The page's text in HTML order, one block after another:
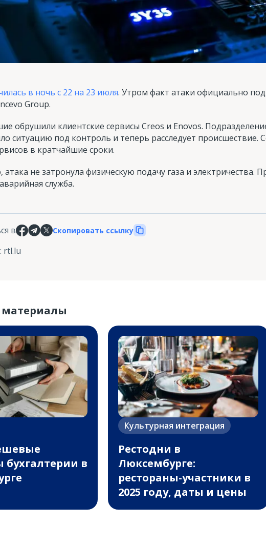
в ночь с 22 на 23 июля. Утром факт атаки официально
Group.
обрушили клиентские сервисы Creos и Enovos.
ситуацию под контроль и теперь расследует
в кратчайшие сроки.
атака не затронула физическую подачу газа и электричества.
служба.
в Скопировать ссылку
: rtl.lu
бухгалтерии в
Культурная интеграция
Рестодни в
Люксембурге:
рестораны-участники в
2025 году, даты и цены